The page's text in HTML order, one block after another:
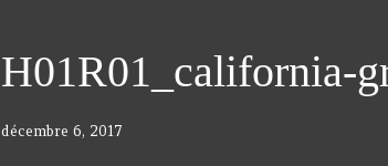
H01R01_california-
décembre 6, 2017